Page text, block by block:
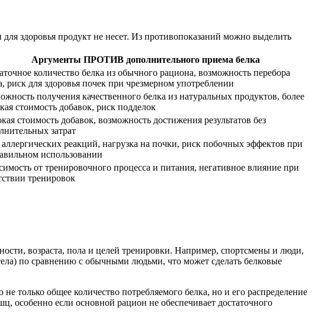
здоровья продукт не несет. Из противопоказаний можно выделить
Аргументы ПРОТИВ дополнительного приема белка
количество белка из обычного рациона, возможность перебора
риск для здоровья почек при чрезмерном употреблении
получения качественного белка из натуральных продуктов, более
стоимость добавок, риск подделок
стоимость добавок, возможность достижения результатов без
затрат
реакций, нагрузка на почки, риск побочных эффектов при
использовании
от тренировочного процесса и питания, негативное влияние при
тренировок
возраста, пола и целей тренировки. Например, спортсмены и люди,
по сравнению с обычными людьми, что может сделать белковые
только общее количество потребляемого белка, но и его распределение
особенно если основной рацион не обеспечивает достаточного